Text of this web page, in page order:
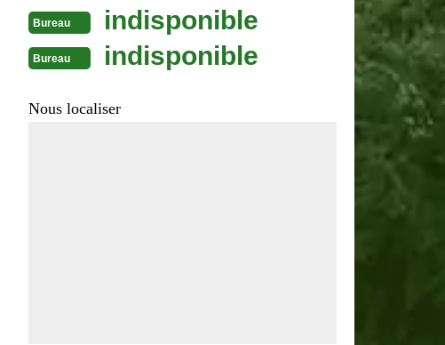
Bureau indisponible
Bureau indisponible
Nous localiser